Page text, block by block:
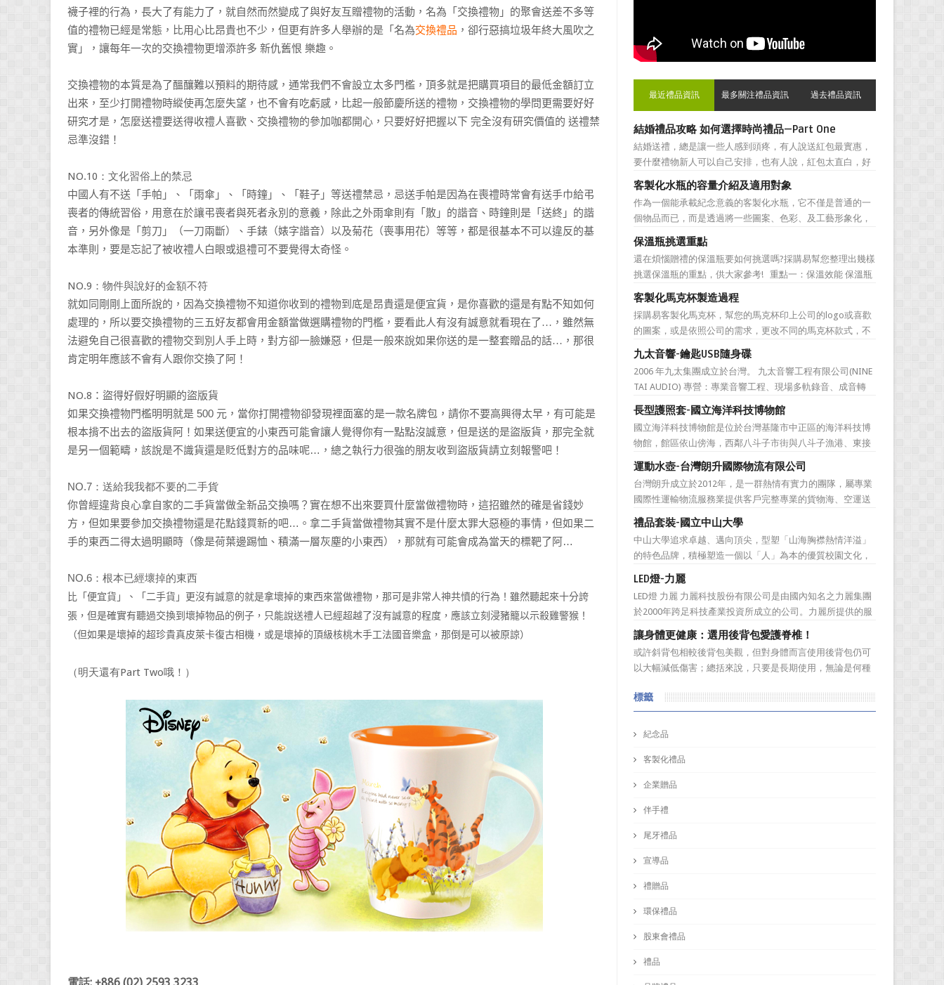
襪子裡的行為，長大了有能力了，就自然而然變成了與好友互贈禮物的活動，名為「交換禮物」的聚會送差不多等
值的禮物已經是常態，比用心比昂貴也不少，但更有許多人舉辦的是「名為交換禮品 ，卻行惡搞垃圾年終大風吹之
實」，讓每年一次的交換禮物更增添許多 新仇舊恨 樂趣。
交換禮物的本質是為了醞釀難以預料的期待感，通常我們不會設立太多門檻，頂多就是把購買項目的最低金額訂立
出來，至少打開禮物時縱使再怎麼失望，也不會有吃虧感，比起一般節慶所送的禮物，交換禮物的學問更需要好好
研究才是，怎麼送禮要送得收禮人喜歡、交換禮物的參加咖都開心，只要好好把握以下 完全沒有研究價值的 送禮禁
忌準沒錯！
NO.10 ：文化習俗上的禁忌
中國人有不送「手帕」、「雨傘」、「時鐘」、「鞋子」等送禮禁忌，忌送手帕是因為在喪禮時常會有送手巾給弔
喪者的傳統習俗，用意在於讓弔喪者與死者永別的意義，除此之外雨傘則有「散」的諧音、時鐘則是「送終」的諧
音，另外像是「剪刀」（一刀兩斷）、手錶（婊字諧音）以及菊花（喪事用花）等等，都是很基本不可以違反的基
本準則，要是忘記了被收禮人白眼或退禮可不要覺得太奇怪。
NO.9 ：物件與說好的金額不符
就如同剛剛上面所說的，因為交換禮物不知道你收到的禮物到底是昂貴還是便宜貨，是你喜歡的還是有點不知如何
處理的，所以要交換禮物的三五好友都會用金額當做選購禮物的門檻，要看此人有沒有誠意就看現在了…，雖然無
法避免自己很喜歡的禮物交到別人手上時，對方卻一臉嫌惡，但是一般來說如果你送的是一整套贈品的話…，那很
肯定明年應該不會有人跟你交換了阿！
NO.8 ：盜得好假好明顯的盜版貨
如果交換禮物門檻明明就是 500 元，當你打開禮物卻發現裡面塞的是一款名牌包，請你不要高興得太早，有可能是
根本揹不出去的盜版貨阿！如果送便宜的小東西可能會讓人覺得你有一點點沒誠意，但是送的是盜版貨，那完全就
是另一個範疇，該說是不識貨還是貶低對方的品味呢… ，總之執行力很強的朋友收到盜版貨請立刻報警吧！
NO.7 ：送給我我都不要的二手貨
你曾經違背良心拿自家的二手貨當做全新品交換嗎？實在想不出來要買什麼當做禮物時，這招雖然的確是省錢妙
方，但如果要參加交換禮物還是花點錢買新的吧… 。拿二手貨當做禮物其實不是什麼太罪大惡極的事情，但如果二
手的東西二得太過明顯時（像是荷葉邊踢恤、積滿一層灰塵的小東西），那就有可能會成為當天的標靶了阿 …
NO.6 ：根本已經壞掉的東西
比「便宜貨」、「二手貨」更沒有誠意的就是拿壞掉的東西來當做禮物，那可是非常人神共憤的行為！雖然聽起來十分誇
張，但是確實有聽過交換到壞掉物品的例子，只能說送禮人已經超越了沒有誠意的程度，應該立刻浸豬籠以示殺雞警猴！
（但如果是壞掉的超珍貴真皮萊卡復古相機，或是壞掉的頂級核桃木手工法國音樂盒，那倒是可以被原諒）
（明天還有Part Two哦！）
最近禮品資訊 最多關注禮品資訊 過去禮品資訊
結婚禮品攻略 如何選擇時尚禮品—Part One
結婚送禮，總是讓一些人感到頭疼，有人說送紅包最實惠，
要什麼禮物新人可以自己安排，也有人說，紅包太直白，好
朋友之間還是禮物顯得更加親密。然而，挑選結婚禮物卻一
直是許多人最棘手的任務，送得不好反而怕有影響友誼什麼
的。下面為大家準備的一份簡單的結婚禮品攻略，希望能為
大家排憂解難吧! ...
客製化水瓶的容量介紹及適用對象
作為一個能承載紀念意義的客製化水瓶，它不僅是普通的一
個物品而已，而是透過將一些圖案、色彩、及工藝形象化，
來象徵公司的特有文化。它塑造了公司的品牌，也體現公司
的特色，同時也能表達對於接受贈禮方的感激之情。此外，
作為一樣每天都會用到的必需品，水瓶也含有虛懷若谷、有
容乃大的寓意，適合做...
保溫瓶挑選重點
還在煩惱贈禮的保溫瓶要如何挑選嗎?採購易幫您整理出幾樣
挑選保溫瓶的重點，供大家參考! 重點一：保溫效能 保溫瓶
的包裝外盒或說明書上會標示保溫數據，建議挑選至少6hr且
>68℃的保溫瓶。 重點二：開蓋種類 一鍵開蓋v.s.旋轉開蓋
若使用者會在駕駛期間飲水，則必須...
客製化馬克杯製造過程
採購易客製化馬克杯，幫您的馬克杯印上公司的logo或喜歡
的圖案，或是依照公司的需求，更改不同的馬克杯款式，不
管是馬克杯是高矮胖瘦，採購易都能為您客製化馬克杯，製
作一款獨一無二的樣式，但是製作一個馬克杯需要花費多久
的時間呢？相信您看完採購易介紹後，內心也會蠢蠢欲動的
想去手拉坏體驗館...
九太音響-鑰匙USB隨身碟
2006 年九太集團成立於台灣。 九太音響工程有限公司(NINE
TAI AUDIO) 專營：專業音響工程、現場多軌錄音、成音轉
播、音響樂器租賃、工程製作、器材買賣。 2017年，九太企
業滿十週年了！為慶祝九太音響成立十週年，九太音響向 採
購易客製化禮品公司 訂購了一款 鑰匙...
長型護照套-國立海洋科技博物館
國立海洋科技博物館是位於台灣基隆市中正區的海洋科技博
物館，館區依山傍海，西鄰八斗子市街與八斗子漁港、東接
東北角海岸風景特定區，有省道台2線及台鐵深澳線經過，
總面積約48公頃。設有「海洋環境廳」、「海洋科學廳」等
9個展示廳，以及潮境海洋中心、潮境公園、環保復育公
園、八斗子公園等遊憩...
運動水壺-台灣朗升國際物流有限公司
台灣朗升成立於2012年，是一群熱情有實力的團隊，屬專業
國際性運輸物流服務業提供客戶完整專業的貨物海、空運送
服務。服務網遍及全球。秉持”我們用心、 客戶放心”的經營
理念，提供專業、負責、安全、便捷及熱忱的優良服務品
質。多樣式的服務項目滿足您全球化擴展商機的腳步，並可
依客戶之需求提...
禮品套裝-國立中山大學
中山大學追求卓越、邁向頂尖，型塑「山海胸襟熱情洋溢」
的特色品牌，積極塑造一個以「人」為本的優質校園文化，
並營造「樂在其中」的工作氛圍，務求成為莘莘學子嚮往，
優秀人才聚集，校友引以為傲，社會高度認同的國際知名一
流大學。 中山大學圖書館圖書與資訊處訂製了 糖果色多層搭
扣文件夾 和 ...
LED燈-力麗
LED燈 力麗 力麗科技股份有限公司是由國內知名之力麗集團
於2000年跨足科技產業投資所成立的公司。力麗所提供的服
務有：軟體開發、協助企業補助計畫、資安產品代理、資訊
整合服務、解抉方案、資訊安全、儲存系統，網路規劃等加
值服務！ 作為科技公司，訂購禮品又怎能普普通...
讓身體更健康：選用後背包愛護脊椎！
或許斜背包相較後背包美觀，但對身體而言使用後背包仍可
以大幅減低傷害；總括來說，只要是長期使用，無論是何種
勢、先天促量的產品設計等因素都有可能造成使用時的隱性
傷害！ 但若現在開始採用對身體較為輕鬆的後背包即可早日
拯救身體的脊椎。可將...
標籤
紀念品
客製化禮品
企業贈品
伴手禮
尾牙禮品
宣導品
禮贈品
環保禮品
股東會禮品
禮品